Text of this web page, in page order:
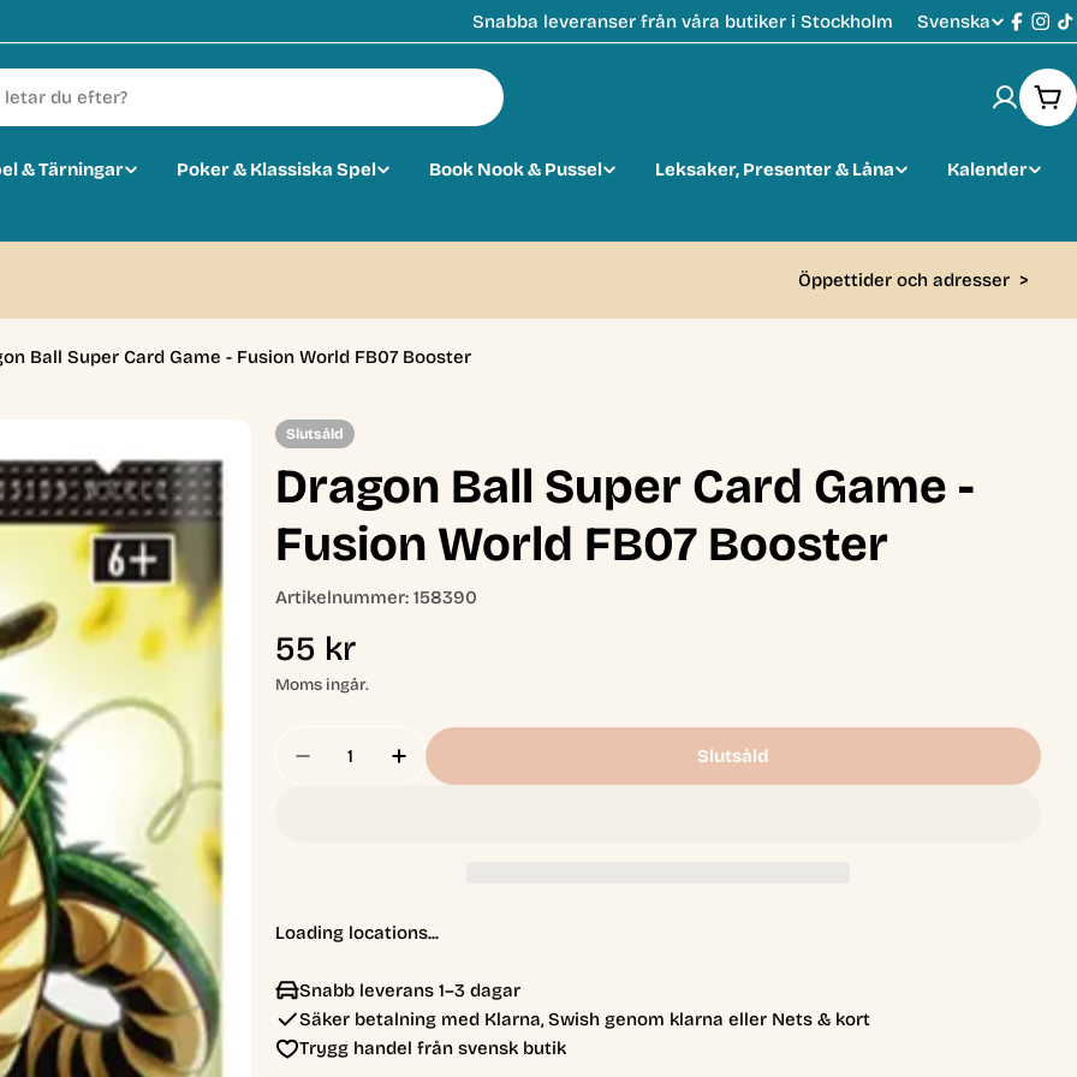
Snabba leveranser från våra butiker i Stockholm
S
k
Svenska
& Tärningar Poker & Klassiska Spel Book Nook & Pussel Leksaker, Presenter & Låna
Kalender
Öppettider och adresser >
Ball Super Card Game - Fusion World FB07 Booster
Slutsåld
Dragon Ball Super Card Game -
Fusion World FB07 Booster
Artikelnummer: 158390
Ordinarie
pris
55 kr
Moms ingår.
Minska Antal För Dragon Ball Super Card Game - Fusion World FB07
Öka Antal För Dragon Ball Super Card Game - Fusion World
Slutsåld
Loading locations...
Snabb leverans 1–3 dagar
Säker betalning med Klarna, Swish genom klarna eller Nets & kort
Trygg handel från svensk butik